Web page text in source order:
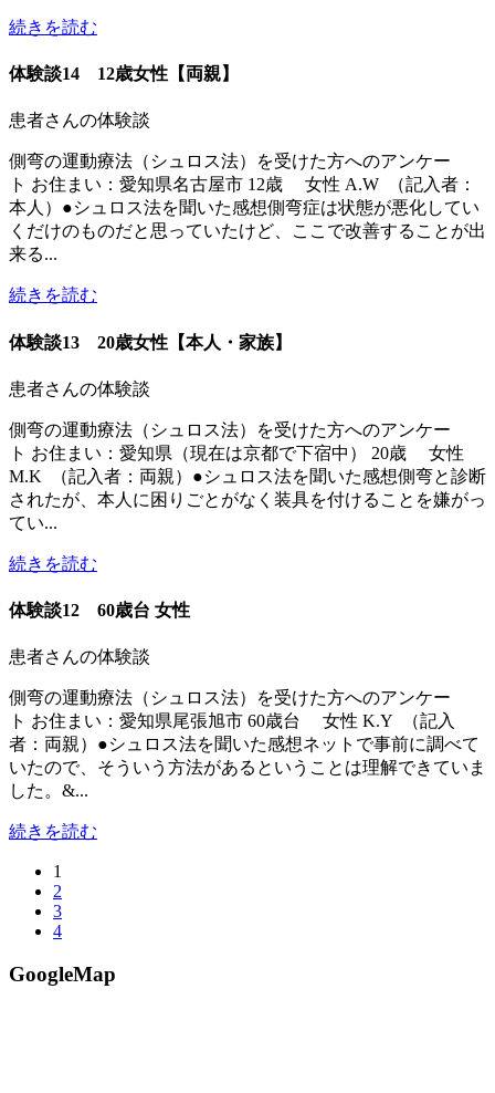
続きを読む
体験談14 12歳女性【両親】
患者さんの体験談
側弯の運動療法（シュロス法）を受けた方へのアンケー
ト お住まい：愛知県名古屋市 12歳 女性 A.W （記入者：
本人）●シュロス法を聞いた感想側弯症は状態が悪化してい
くだけのものだと思っていたけど、ここで改善することが出
来る...
続きを読む
体験談13 20歳女性【本人・家族】
患者さんの体験談
側弯の運動療法（シュロス法）を受けた方へのアンケー
ト お住まい：愛知県（現在は京都で下宿中） 20歳 女性
M.K （記入者：両親）●シュロス法を聞いた感想側弯と診断
されたが、本人に困りごとがなく装具を付けることを嫌がっ
てい...
続きを読む
体験談12 60歳台 女性
患者さんの体験談
側弯の運動療法（シュロス法）を受けた方へのアンケー
ト お住まい：愛知県尾張旭市 60歳台 女性 K.Y （記入
者：両親）●シュロス法を聞いた感想ネットで事前に調べて
いたので、そういう方法があるということは理解できていま
した。&...
続きを読む
1
2
3
4
GoogleMap